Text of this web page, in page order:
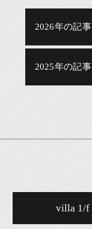
2026年の記事
2025年の記事
villa 1/f